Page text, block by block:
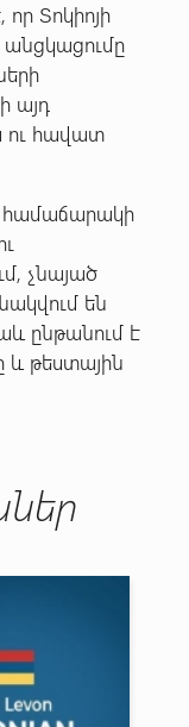
որ Տոկիոյի
այդ
ու հավատ
համաճարակի
չնայած
են
ընթանում է
թեստային